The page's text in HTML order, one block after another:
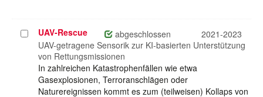
Projekt
auswählen
UAV-Rescue abgeschlossen
2021-2023
UAV-getragene Sensorik zur KI-basierten Unterstützung
von Rettungsmissionen
In zahlreichen Katastrophenfällen wie etwa
Gasexplosionen, Terroranschlägen oder
Naturereignissen kommt es zum (teilweisen) Kollaps von